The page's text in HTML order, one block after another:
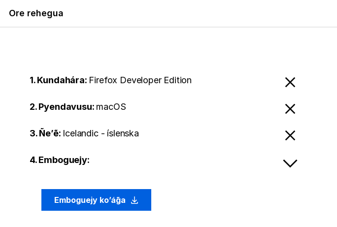
Ore rehegua
1. Kundahára: Firefox Developer Edition
2. Pyendavusu: macOS
3. Ñe’ẽ: Icelandic - íslenska
4. Emboguejy:
Emboguejy ko’ág̃a